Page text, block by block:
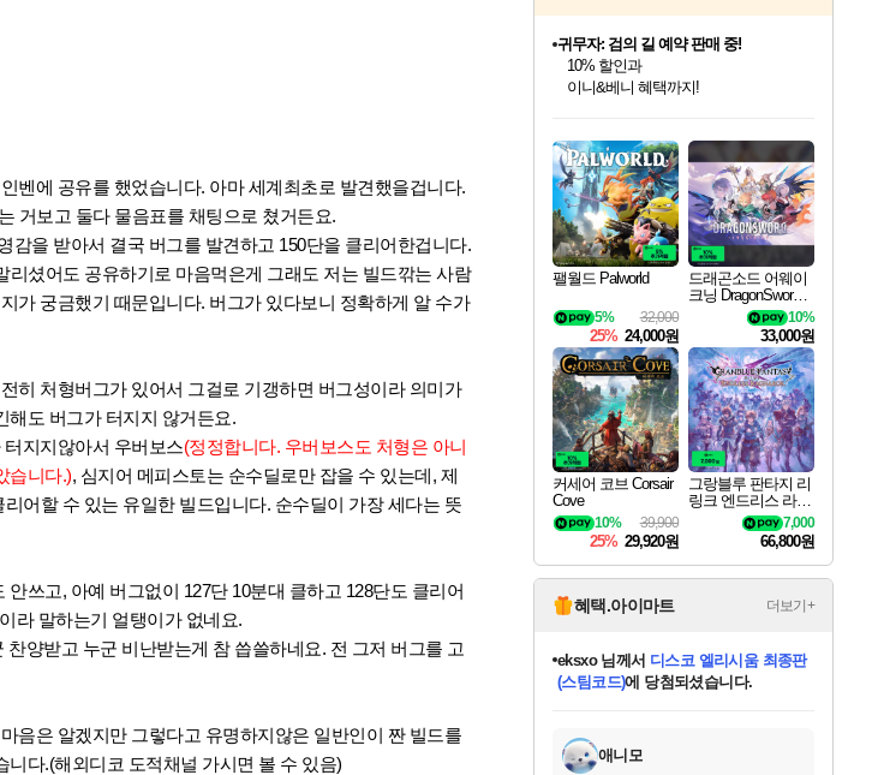
벤에 공유를 했었습니다. 아마 세계최초로 발견했을겁니다.
거보고 둘다 물음표를 채팅으로 쳤거든요.
감을 받아서 결국 버그를 발견하고 150단을 클리어한겁니다.
셨어도 공유하기로 마음먹은게 그래도 저는 빌드깎는 사람
가 궁금했기 때문입니다. 버그가 있다보니 정확하게 알 수가
히 처형버그가 있어서 그걸로 기갱하면 버그성이라 의미가
해도 버그가 터지지 않거든요.
지지않아서 우버보스(정정합니다. 우버보스도 처형은 아니
습니다.), 심지어 메피스토는 순수딜로만 잡을 수 있는데, 제
어할 수 있는 유일한 빌드입니다. 순수딜이 가장 세다는 뜻
쓰고, 아예 버그없이 127단 10분대 클하고 128단도 클리어
라 말하는기 얼탱이가 없네요.
양받고 누군 비난받는게 참 씁쓸하네요. 전 그저 버그를 고
음은 알겠지만 그렇다고 유명하지않은 일반인이 짠 빌드를
다.(해외디코 도적채널 가시면 볼 수 있음)
최대 90% 할인가를 만나보세요!
네이버혜택과 함께 만나보세요!
50%할인&추가 적립까지!
이니&베니 혜택까지!
비스트 오브 리인카네이션 정식 출시!
게임프릭 신작 IP
네이버 혜택가와 함께 예약하세요!
할인&네이버혜택으로 만나보세요!
네이버페이 혜택과 만나보세요!
40주년 프로모션으로 만나보세요!
네이버 포인트 혜택까지!
할인가에 만나보세요!
일부 에디션 상시 할인!
혜택으로 예약 판매 중
편안하게 충전하세요
팰월드 Palworld
32,000
5%
25% 24,000원
드래곤소드 어웨이
크닝 DragonSword A
10%
33,000원
커세어 코브 Corsair
Cove
39,900
10%
25% 29,920원
그랑블루 판타지 리
링크 엔드리스 라그
나로크 Granblue Fa
ntasy Relink Endless
7,000
66,800원
혜택.아이마트 더보기+
당첨되셨습니다.
당첨되셨습니다.
eksxo 님께서 디스코 엘리시움 최종판
(스팀코드)에 당첨되셨습니다.
당첨되셨습니다.
당첨되셨습니다.
에디션 (스팀코드)
당첨되셨습니다.
당첨되셨습니다.
당첨되셨습니다.
당첨되셨습니다.
애니모